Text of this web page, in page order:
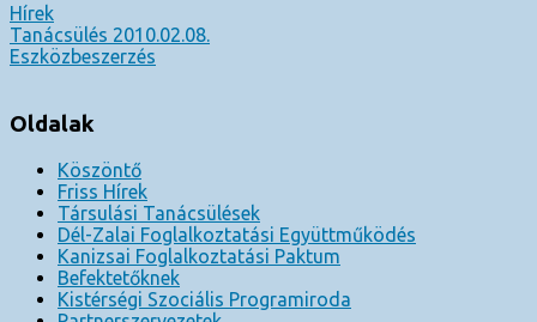
Hírek
Bejegyzés
navigáció
Tanácsülés 2010.02.08.
Eszközbeszerzés
Oldalak
Köszöntő
Friss Hírek
Társulási Tanácsülések
Dél-Zalai Foglalkoztatási Együttműködés
Kanizsai Foglalkoztatási Paktum
Befektetőknek
Kistérségi Szociális Programiroda